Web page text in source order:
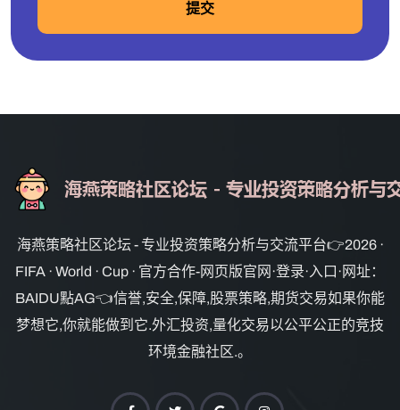
提交
海燕策略社区论坛 - 专业投资策略分析与交流平台👉2026 ·
FIFA · World · Cup · 官方合作-网页版官网·登录·入口·网址：
BAIDU點AG👈信誉,安全,保障,股票策略,期货交易如果你能
梦想它,你就能做到它.外汇投资,量化交易以公平公正的竞技
环境金融社区.。